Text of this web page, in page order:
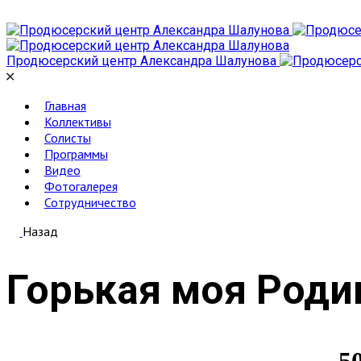
to
content
Продюсерский центр Александра Шалунова
Главная
Коллективы
Солисты
Программы
Видео
Фотогалерея
Сотрудничество
Назад
Горькая моя